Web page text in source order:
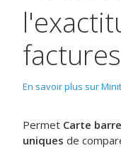
En savoir plus sur
Permet Carte
uniques de